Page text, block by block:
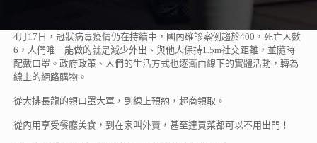
4月17日，冠狀病毒疫情仍在持續中，國內確診案例趨於400，死亡人數
6，人們唯一能做的就是減少外出、與他人保持1.5m社交距離，並隨時
配戴口罩。政府政策、人們的生活方式也逐漸由線下的實體活動，轉為
線上的網路購物。
從大排長龍的領口罩大軍，到線上預約，超商領取。
從內用享受餐廳美食，到在家叫外賣，甚至連買菜都可以不用出門！